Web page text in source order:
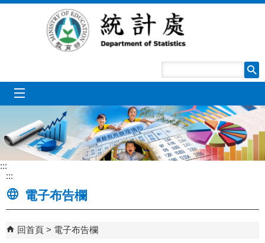
跳到主要內容區塊
:::
:::
電子布告欄
回首頁 電子布告欄